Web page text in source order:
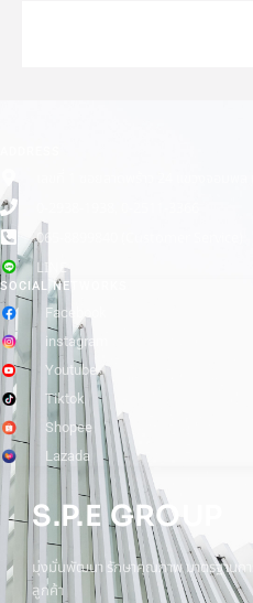
065-8899840 (Customer Service)
LINE
SOCIAL NETWORKS
Facebook
instagram
Youtube
Tiktok
Shopee
Lazada
S.P.E GROUP
มุ่งมั่นพัฒนา รักษาคุณภาพ มาตรฐานก
ลูกค้า